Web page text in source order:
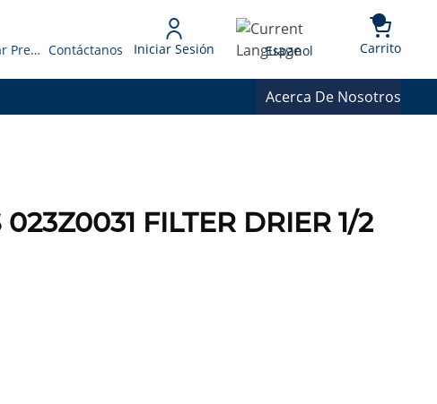
Solicitar Presupuesto Contáctanos Iniciar Sesión Language
Espanol Carrito{0}
Acerca De Nosotros
FILTER DRIER 1/2